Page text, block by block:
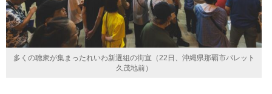
多くの聴衆が集まったれいわ新選組の街宣（22日、沖縄県那覇市パレット
久茂地前）